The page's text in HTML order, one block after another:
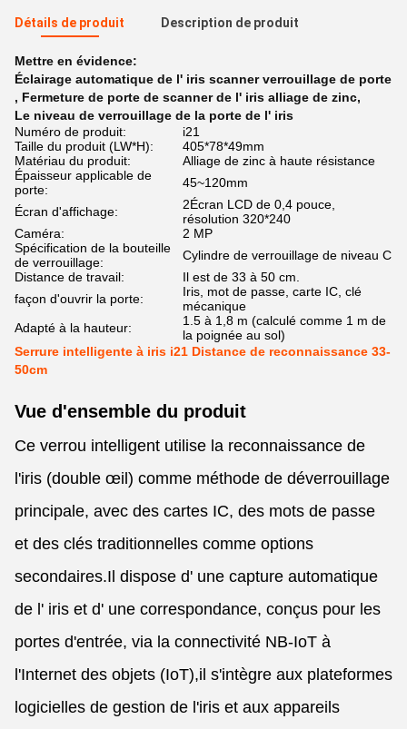
Détails de produit Description de produit
Mettre en évidence:
Éclairage automatique de l' iris scanner verrouillage de porte
, Fermeture de porte de scanner de l' iris alliage de zinc,
Le niveau de verrouillage de la porte de l' iris
Numéro de produit:
i21
Taille du produit (LW*H):
405*78*49mm
Matériau du produit:
Alliage de zinc à haute résistance
Épaisseur applicable de
porte:
45~120mm
Écran d'affichage:
2Écran LCD de 0,4 pouce,
résolution 320*240
Caméra:
2 MP
Spécification de la bouteille
de verrouillage:
Cylindre de verrouillage de niveau C
Distance de travail:
Il est de 33 à 50 cm.
façon d'ouvrir la porte:
Iris, mot de passe, carte IC, clé
mécanique
Adapté à la hauteur:
1.5 à 1,8 m (calculé comme 1 m de
la poignée au sol)
Serrure intelligente à iris i21 Distance de reconnaissance 33-
50cm
Vue d'ensemble du produit
Ce verrou intelligent utilise la reconnaissance de
l'iris (double œil) comme méthode de déverrouillage
principale, avec des cartes IC, des mots de passe
et des clés traditionnelles comme options
secondaires.Il dispose d' une capture automatique
de l' iris et d' une correspondance, conçus pour les
portes d'entrée, via la connectivité NB-IoT à
l'Internet des objets (IoT),il s'intègre aux plateformes
logicielles de gestion de l'iris et aux appareils